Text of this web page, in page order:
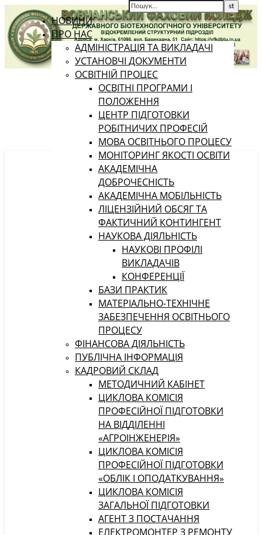
НОВИНИ
ПРО НАС
АДМІНІСТРАЦІЯ ТА ВИКЛАДАЧІ
УСТАНОВЧІ ДОКУМЕНТИ
ОСВІТНІЙ ПРОЦЕС
ОСВІТНІ ПРОГРАМИ І
ПОЛОЖЕННЯ
ЦЕНТР ПІДГОТОВКИ
РОБІТНИЧИХ ПРОФЕСІЙ
МОВА ОСВІТНЬОГО ПРОЦЕСУ
МОНІТОРИНГ ЯКОСТІ ОСВІТИ
АКАДЕМІЧНА
ДОБРОЧЕСНІСТЬ
АКАДЕМІЧНА МОБІЛЬНІСТЬ
ЛІЦЕНЗІЙНИЙ ОБСЯГ ТА
ФАКТИЧНИЙ КОНТИНГЕНТ
НАУКОВА ДІЯЛЬНІСТЬ
НАУКОВІ ПРОФІЛІ
ВИКЛАДАЧІВ
КОНФЕРЕНЦІЇ
БАЗИ ПРАКТИК
МАТЕРІАЛЬНО-ТЕХНІЧНЕ
ЗАБЕЗПЕЧЕННЯ ОСВІТНЬОГО
ПРОЦЕСУ
ФІНАНСОВА ДІЯЛЬНІСТЬ
ПУБЛІЧНА ІНФОРМАЦІЯ
КАДРОВИЙ СКЛАД
МЕТОДИЧНИЙ КАБІНЕТ
ЦИКЛОВА КОМІСІЯ
ПРОФЕСІЙНОЇ ПІДГОТОВКИ
НА ВІДДІЛЕННІ
«АГРОІНЖЕНЕРІЯ»
ЦИКЛОВА КОМІСІЯ
ПРОФЕСІЙНОЇ ПІДГОТОВКИ
«ОБЛІК І ОПОДАТКУВАННЯ»
ЦИКЛОВА КОМІСІЯ
ЗАГАЛЬНОЇ ПІДГОТОВКИ
АГЕНТ З ПОСТАЧАННЯ
ЕЛЕКТРОМОНТЕР З РЕМОНТУ